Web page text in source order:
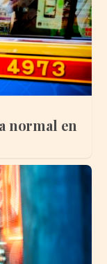
normal en